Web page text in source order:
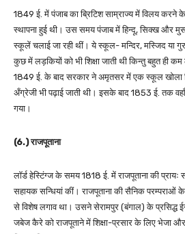
1849 ई. में पंजाब का ब्रिटिश साम्राज्य में विलय करने
स्थापना हुई थी। उस समय पंजाब में हिन्दू, सिक्ख और
स्कूलें चलाई जा रही थीं। ये स्कूल- मन्दिर, मस्जिद या
कुछ में लड़कियों को भी शिक्षा जाती थी किन्तु बहुत ही कम
1849 ई. के बाद सरकार ने अमृतसर में एक स्कूल खोला
अँग्रेजी भी पढ़ाई जाती थी। इसके बाद 1853 ई. तक
गया।
(6.) राजपूताना
लॉर्ड हेस्टिंग्ज के समय 1818 ई. में राजपूताना की
सहायक सन्धियां कीं। राजपूताना की सैनिक परम्पराओं के
से विशेष लगाव था। उसने सेरामपुर (बंगाल) के प्रसिद्ध
जबेज कैरे को राजपूताने में शिक्षा-प्रसार के लिए भेजा